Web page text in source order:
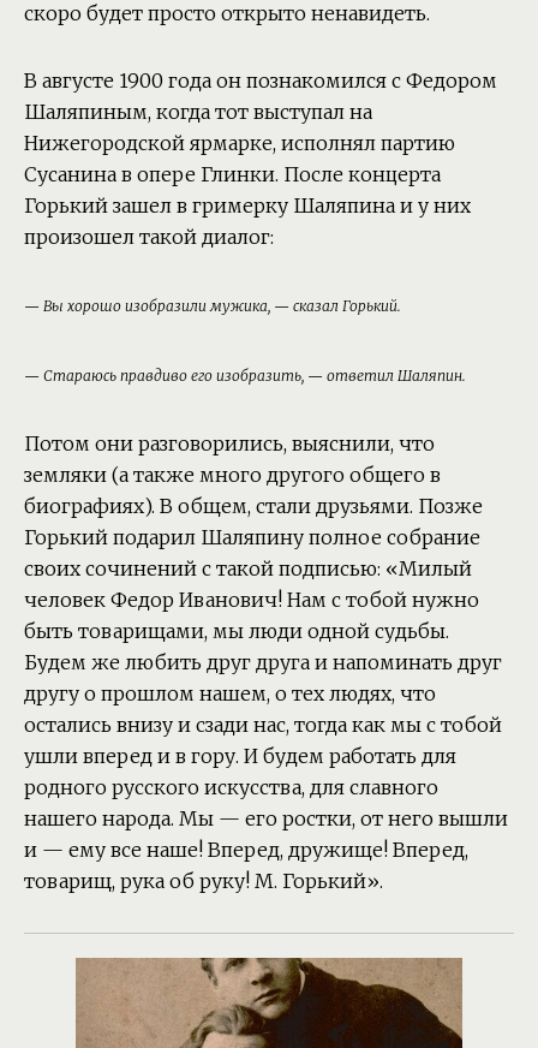
скоро будет просто открыто ненавидеть.
В августе 1900 года он познакомился с Федором
Шаляпиным, когда тот выступал на
Нижегородской ярмарке, исполнял партию
Сусанина в опере Глинки. После концерта
Горький зашел в гримерку Шаляпина и у них
произошел такой диалог:
— Вы хорошо изобразили мужика, — сказал Горький.
— Стараюсь правдиво его изобразить, — ответил Шаляпин.
Потом они разговорились, выяснили, что
земляки (а также много другого общего в
биографиях). В общем, стали друзьями. Позже
Горький подарил Шаляпину полное собрание
своих сочинений с такой подписью: «Милый
человек Федор Иванович! Нам с тобой нужно
быть товарищами, мы люди одной судьбы.
Будем же любить друг друга и напоминать друг
другу о прошлом нашем, о тех людях, что
остались внизу и сзади нас, тогда как мы с тобой
ушли вперед и в гору. И будем работать для
родного русского искусства, для славного
нашего народа. Мы — его ростки, от него вышли
и — ему все наше! Вперед, дружище! Вперед,
товарищ, рука об руку! М. Горький».